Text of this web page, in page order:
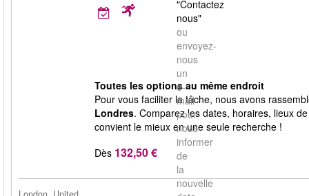
"Contactez
nous"
ou
envoyez-
nous
un
e-
mail
pour
nous
informer
de
la
nouvelle
Toutes les options au même endroit
Pour vous faciliter la tâche, nous avons
Londres. Comparez les dates, horaires, lieux
convient le mieux en une seule recherche !
Dès 132,50 €